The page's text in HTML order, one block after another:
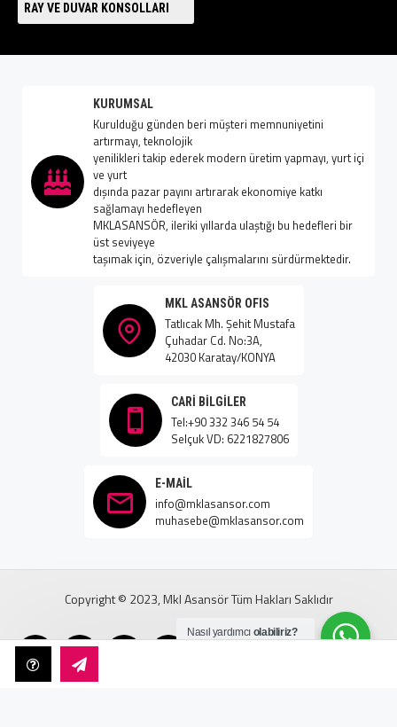
Nasıl yardımcı olabiliriz?
RAY VE DUVAR KONSOLLARI
KURUMSAL
Kurulduğu günden beri müşteri memnuniyetini
artırmayı, teknolojik
yenilikleri takip ederek modern üretim yapmayı, yurt içi
ve yurt
dışında pazar payını artırarak ekonomiye katkı
sağlamayı hedefleyen
MKLASANSÖR, ileriki yıllarda ulaştığı bu hedefleri bir
üst seviyeye
taşımak için, özveriyle çalışmalarını sürdürmektedir.
MKL ASANSÖR OFIS
Tatlıcak Mh. Şehit Mustafa
Çuhadar Cd. No:3A,
42030 Karatay/KONYA
CARI BILGILER
Tel:+90 332 346 54 54
Selçuk VD: 6221827806
E-MAIL
info@mklasansor.com
muhasebe@mklasansor.com
Copyright © 2023, Mkl Asansör Tüm Hakları Saklıdır